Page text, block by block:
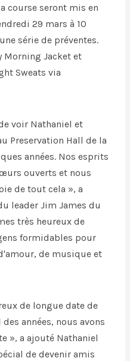
course seront mis en
29 mars à 10
série de préventes.
Morning Jacket et
Sweats via
voir Nathaniel et
Preservation Hall de la
années. Nos esprits
ouverts et nous
de tout cela », a
leader Jim James du
très heureux de
formidables pour
de musique et
de longue date de
années, nous avons
», a ajouté Nathaniel
de devenir amis